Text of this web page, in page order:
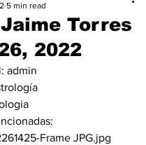
Torres
2022
5 min read
admin
Frame JPG.jpg